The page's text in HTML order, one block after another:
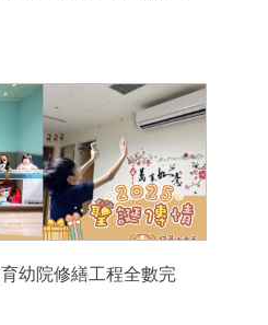
幼院修繕工程全數完